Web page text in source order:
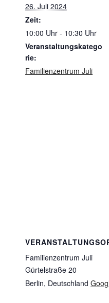
26. Juli 2024
Zeit:
10:00 Uhr - 10:30 Uhr
Veranstaltungskatego
rie:
Familienzentrum Juli
Familienzentrum Juli
Gürtelstraße 20
Berlin, Deutschland